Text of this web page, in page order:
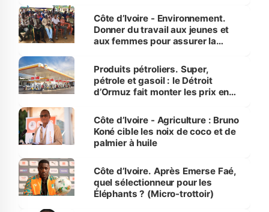
Côte d’Ivoire - Environnement.
Donner du travail aux jeunes et
aux femmes pour assurer la
menacées
Produits pétroliers. Super,
pétrole et gasoil : le Détroit
d’Ormuz fait monter les prix en
Côte d’Ivoire - Agriculture : Bruno
Koné cible les noix de coco et de
palmier à huile
Côte d’Ivoire. Après Emerse Faé,
quel sélectionneur pour les
Éléphants ? (Micro-trottoir)